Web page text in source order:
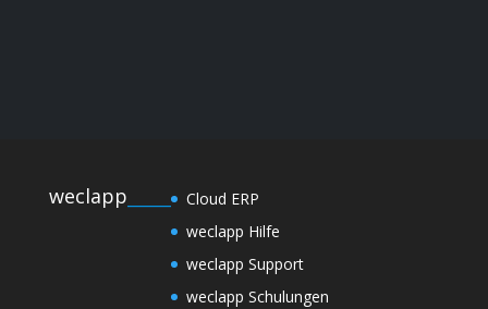
weclapp
Cloud ERP
weclapp Hilfe
weclapp Support
weclapp Schulungen